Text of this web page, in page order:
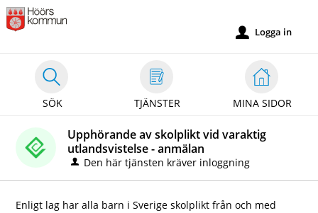
Välkommen
till
kommun
SÖK TJÄNSTER MINA SIDOR
u Logga in
Upphörande av skolplikt vid varaktig
utlandsvistelse - anmälan
Den här tjänsten kräver inloggning
Enligt lag har alla barn i Sverige skolplikt från och med